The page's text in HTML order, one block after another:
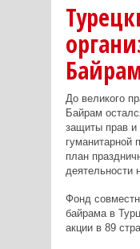
До великого
Байрам
защиты прав и
гуманитарной
план
деятельности
Фонд
байрама в
акции в 89